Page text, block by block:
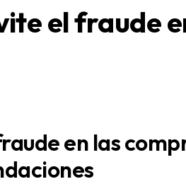
el fraude
en las